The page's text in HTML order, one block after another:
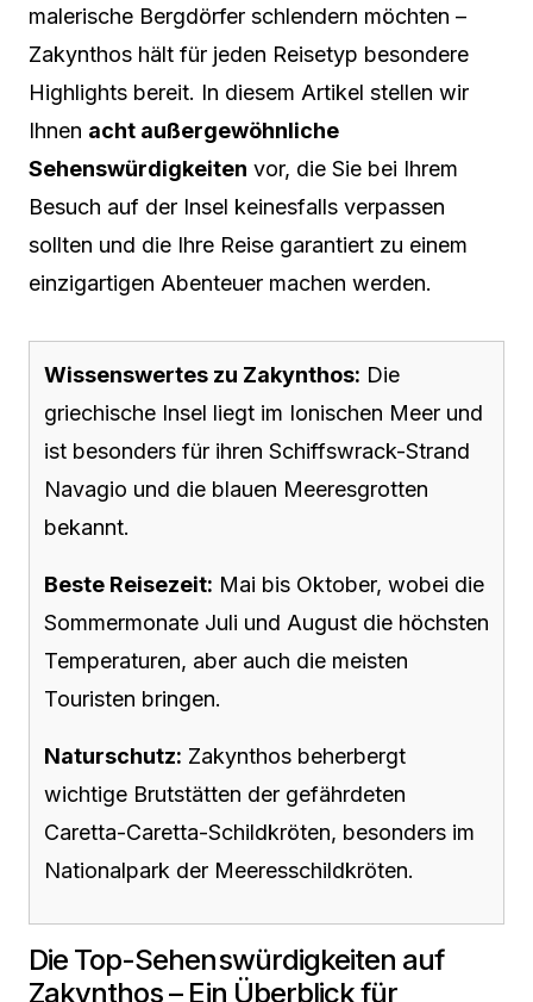
malerische Bergdörfer schlendern möchten –
Zakynthos hält für jeden Reisetyp besondere
Highlights bereit. In diesem Artikel stellen wir
Ihnen acht außergewöhnliche
Sehenswürdigkeiten vor, die Sie bei Ihrem
Besuch auf der Insel keinesfalls verpassen
sollten und die Ihre Reise garantiert zu einem
einzigartigen Abenteuer machen werden.
Wissenswertes zu Zakynthos: Die
griechische Insel liegt im Ionischen Meer und
ist besonders für ihren Schiffswrack-Strand
Navagio und die blauen Meeresgrotten
bekannt.
Beste Reisezeit: Mai bis Oktober, wobei die
Sommermonate Juli und August die höchsten
Temperaturen, aber auch die meisten
Touristen bringen.
Naturschutz: Zakynthos beherbergt
wichtige Brutstätten der gefährdeten
Caretta-Caretta-Schildkröten, besonders im
Nationalpark der Meeresschildkröten.
Die Top-Sehenswürdigkeiten auf
Zakynthos – Ein Überblick für